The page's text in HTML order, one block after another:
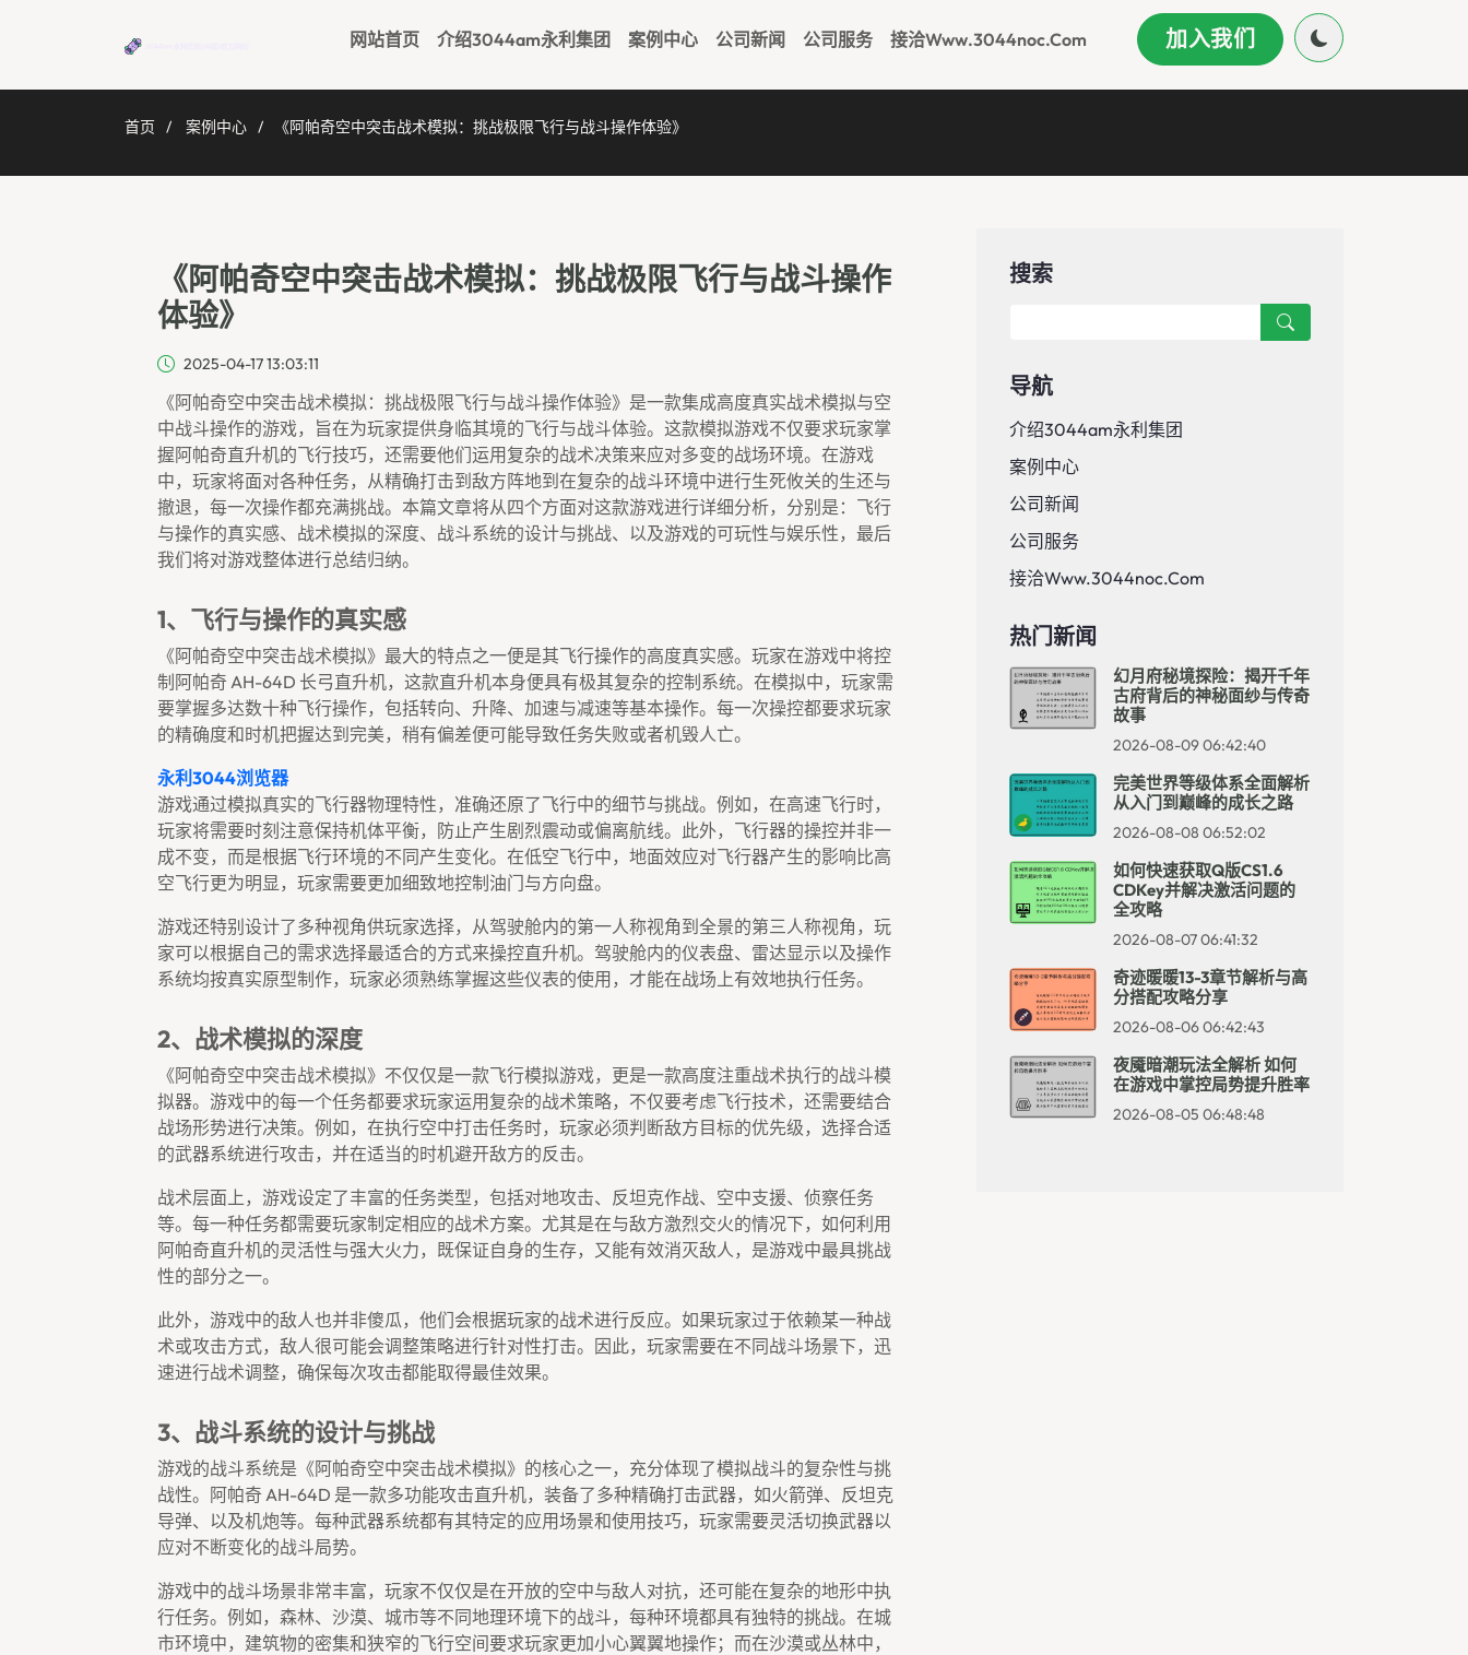
网站首页 介绍3044am永利集团 案例中心 公司新闻 公司服务 接洽www.3044noc.com 加入我们
首页 案例中心 《阿帕奇空中突击战术模拟：挑战极限飞行与战斗操作体验》
《阿帕奇空中突击战术模拟：挑战极限飞行与战斗操作
体验》
2025-04-17 13:03:11
《阿帕奇空中突击战术模拟：挑战极限飞行与战斗操作体验》是一款集成高度真实战术模拟与空
中战斗操作的游戏，旨在为玩家提供身临其境的飞行与战斗体验。这款模拟游戏不仅要求玩家掌
握阿帕奇直升机的飞行技巧，还需要他们运用复杂的战术决策来应对多变的战场环境。在游戏
中，玩家将面对各种任务，从精确打击到敌方阵地到在复杂的战斗环境中进行生死攸关的生还与
撤退，每一次操作都充满挑战。本篇文章将从四个方面对这款游戏进行详细分析，分别是：飞行
与操作的真实感、战术模拟的深度、战斗系统的设计与挑战、以及游戏的可玩性与娱乐性，最后
我们将对游戏整体进行总结归纳。
1、飞行与操作的真实感
《阿帕奇空中突击战术模拟》最大的特点之一便是其飞行操作的高度真实感。玩家在游戏中将控
制阿帕奇 AH-64D 长弓直升机，这款直升机本身便具有极其复杂的控制系统。在模拟中，玩家需
要掌握多达数十种飞行操作，包括转向、升降、加速与减速等基本操作。每一次操控都要求玩家
的精确度和时机把握达到完美，稍有偏差便可能导致任务失败或者机毁人亡。
永利3044浏览器
游戏通过模拟真实的飞行器物理特性，准确还原了飞行中的细节与挑战。例如，在高速飞行时，
玩家将需要时刻注意保持机体平衡，防止产生剧烈震动或偏离航线。此外，飞行器的操控并非一
成不变，而是根据飞行环境的不同产生变化。在低空飞行中，地面效应对飞行器产生的影响比高
空飞行更为明显，玩家需要更加细致地控制油门与方向盘。
游戏还特别设计了多种视角供玩家选择，从驾驶舱内的第一人称视角到全景的第三人称视角，玩
家可以根据自己的需求选择最适合的方式来操控直升机。驾驶舱内的仪表盘、雷达显示以及操作
系统均按真实原型制作，玩家必须熟练掌握这些仪表的使用，才能在战场上有效地执行任务。
2、战术模拟的深度
《阿帕奇空中突击战术模拟》不仅仅是一款飞行模拟游戏，更是一款高度注重战术执行的战斗模
拟器。游戏中的每一个任务都要求玩家运用复杂的战术策略，不仅要考虑飞行技术，还需要结合
战场形势进行决策。例如，在执行空中打击任务时，玩家必须判断敌方目标的优先级，选择合适
的武器系统进行攻击，并在适当的时机避开敌方的反击。
战术层面上，游戏设定了丰富的任务类型，包括对地攻击、反坦克作战、空中支援、侦察任务
等。每一种任务都需要玩家制定相应的战术方案。尤其是在与敌方激烈交火的情况下，如何利用
阿帕奇直升机的灵活性与强大火力，既保证自身的生存，又能有效消灭敌人，是游戏中最具挑战
性的部分之一。
此外，游戏中的敌人也并非傻瓜，他们会根据玩家的战术进行反应。如果玩家过于依赖某一种战
术或攻击方式，敌人很可能会调整策略进行针对性打击。因此，玩家需要在不同战斗场景下，迅
速进行战术调整，确保每次攻击都能取得最佳效果。
3、战斗系统的设计与挑战
游戏的战斗系统是《阿帕奇空中突击战术模拟》的核心之一，充分体现了模拟战斗的复杂性与挑
战性。阿帕奇 AH-64D 是一款多功能攻击直升机，装备了多种精确打击武器，如火箭弹、反坦克
导弹、以及机炮等。每种武器系统都有其特定的应用场景和使用技巧，玩家需要灵活切换武器以
应对不断变化的战斗局势。
游戏中的战斗场景非常丰富，玩家不仅仅是在开放的空中与敌人对抗，还可能在复杂的地形中执
行任务。例如，森林、沙漠、城市等不同地理环境下的战斗，每种环境都具有独特的挑战。在城
市环境中，建筑物的密集和狭窄的飞行空间要求玩家更加小心翼翼地操作；而在沙漠或丛林中，
搜索
导航
介绍3044am永利集团
案例中心
公司新闻
公司服务
接洽www.3044noc.com
热门新闻
幻月府秘境探险：揭开千年
古府背后的神秘面纱与传奇
故事
2026-08-09 06:42:40
完美世界等级体系全面解析
从入门到巅峰的成长之路
2026-08-08 06:52:02
如何快速获取Q版CS1.6
CDKey并解决激活问题的
全攻略
2026-08-07 06:41:32
奇迹暖暖13-3章节解析与高
分搭配攻略分享
2026-08-06 06:42:43
夜魇暗潮玩法全解析 如何
在游戏中掌控局势提升胜率
2026-08-05 06:48:48